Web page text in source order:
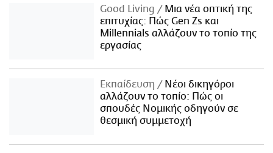
Good Living
Μια νέα οπτική της
επιτυχίας: Πώς Gen Zs και
Millennials αλλάζουν το τοπίο της
εργασίας
Εκπαίδευση
Νέοι δικηγόροι
αλλάζουν το τοπίο: Πώς οι
σπουδές Νομικής οδηγούν σε
θεσμική συμμετοχή